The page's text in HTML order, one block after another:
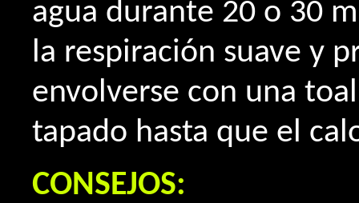
agua durante 20 o 30
la respiración suave y
envolverse con una
tapado hasta que el
CONSEJOS: